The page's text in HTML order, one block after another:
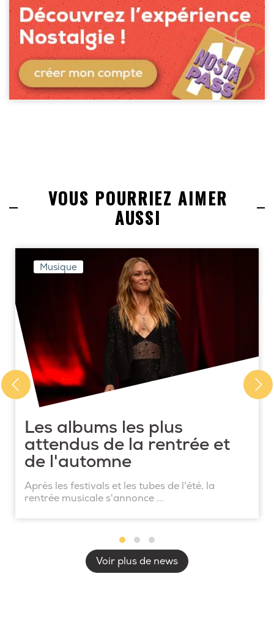
VOUS POURRIEZ AIMER
AUSSI
Musique
Les albums les plus
attendus de la rentrée et
de l'automne
Après les festivals et les tubes de l'été, la
rentrée musicale s'annonce ...
Voir plus de news